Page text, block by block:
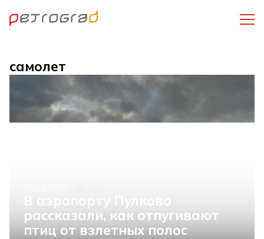
самолет
рассказали, как отпугивают
птиц от взлетных полос